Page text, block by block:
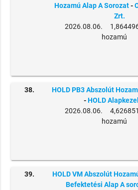
Hozamú Alap A Sorozat-
Zrt.
2026.08.06.
hozamú
38.
HOLD PB3 Abszolút
-HOLD
2026.08.06.
hozamú
39.
HOLD VM Abszolút
Befektetési Alap A